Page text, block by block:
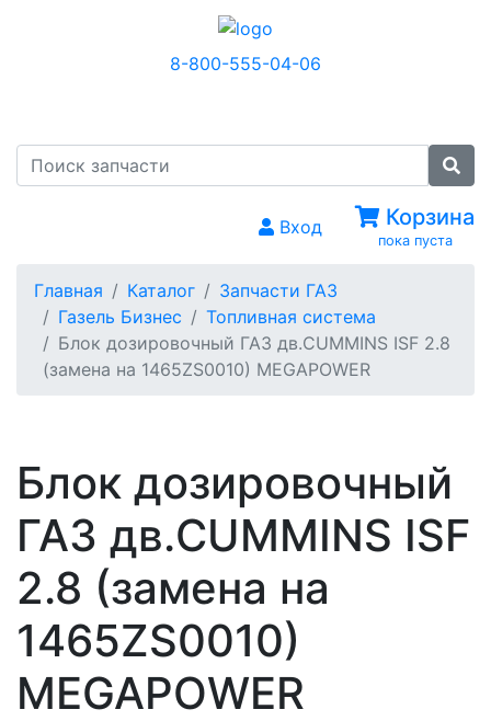
8-800-555-04-06
Вход Корзина
пока пуста
Главная Каталог
Запчасти ГАЗ
Газель Бизнес
Топливная система
Блок дозировочный ГАЗ дв.CUMMINS ISF 2.8
(замена на 1465ZS0010) MEGAPOWER
Блок дозировочный
ГАЗ дв.CUMMINS ISF
2.8 (замена на
1465ZS0010)
MEGAPOWER